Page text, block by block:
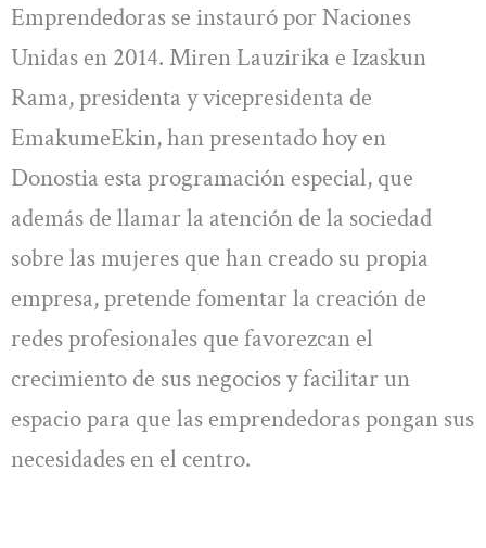
Emprendedoras se instauró por Naciones
Unidas en 2014. Miren Lauzirika e Izaskun
Rama, presidenta y vicepresidenta de
EmakumeEkin, han presentado hoy en
Donostia esta programación especial, que
además de llamar la atención de la sociedad
sobre las mujeres que han creado su propia
empresa, pretende fomentar la creación de
redes profesionales que favorezcan el
crecimiento de sus negocios y facilitar un
espacio para que las emprendedoras pongan sus
necesidades en el centro.